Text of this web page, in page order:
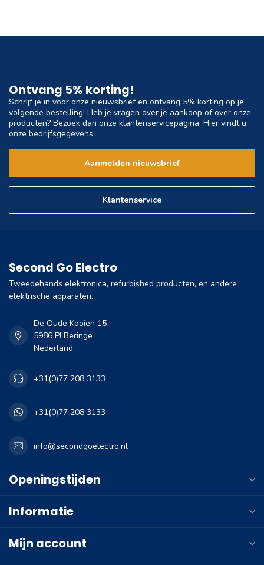
Ontvang 5% korting!
Schrijf je in voor onze nieuwsbrief en ontvang 5% korting op je
volgende bestelling! Heb je vragen over je aankoop of over onze
producten? Bezoek dan onze klantenservicepagina. Hier vindt u
onze bedrijfsgegevens.
Aanmelden nieuwsbrief
Klantenservice
Second Go Electro
Tweedehands elektronica, refurbished producten, en andere
elektrische apparaten.
De Oude Kooien 15
5986 PJ Beringe
Nederland
+31(0)77 208 3133
+31(0)77 208 3133
info@secondgoelectro.nl
Openingstijden
Informatie
Mijn account